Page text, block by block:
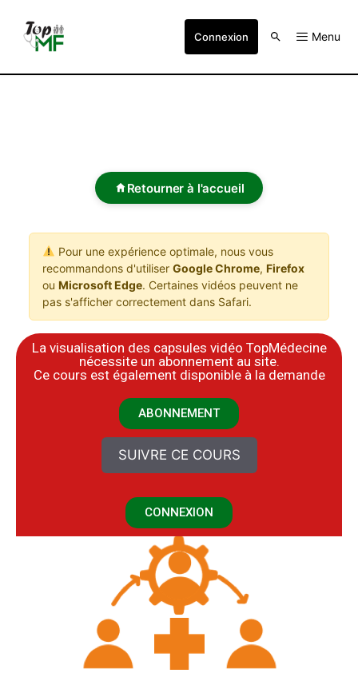
Connexion Menu
Retourner à l'accueil
Pour une expérience optimale, nous vous
recommandons d'utiliser Google Chrome, Firefox
ou Microsoft Edge. Certaines vidéos peuvent ne
pas s'afficher correctement dans Safari.
La visualisation des capsules vidéo TopMédecine
nécessite un abonnement au site.
​Ce cours est également disponible à la demande
ABONNEMENT
SUIVRE CE COURS
CONNEXION